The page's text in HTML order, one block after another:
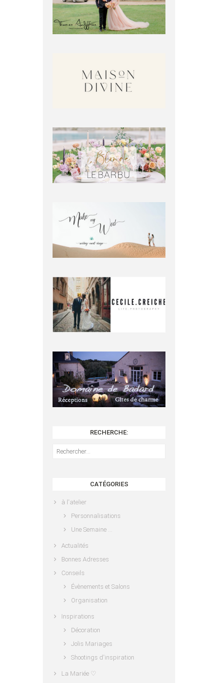
RECHERCHE:
Rechercher :
CATÉGORIES
à l'atelier
Personnalisations
Une Semaine …
Actualités
Bonnes Adresses
Conseils
Évènements et Salons
Organisation
Inspirations
Décoration
Jolis Mariages
Shootings d'inspiration
La Mariée ♡